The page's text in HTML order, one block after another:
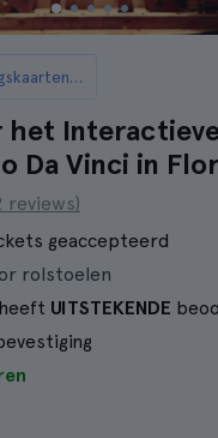
Toegangskaarten en tours voor het Leonardo da Vinci Museum in Florence
Da Vinci in
reviews)
geaccepteerd
rolstoelen
UITSTEKENDE